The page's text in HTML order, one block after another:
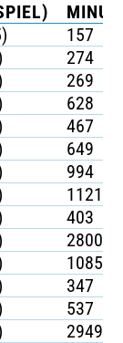
157
274
269
628
467
649
994
1121
403
2800
1085
347
537
2949